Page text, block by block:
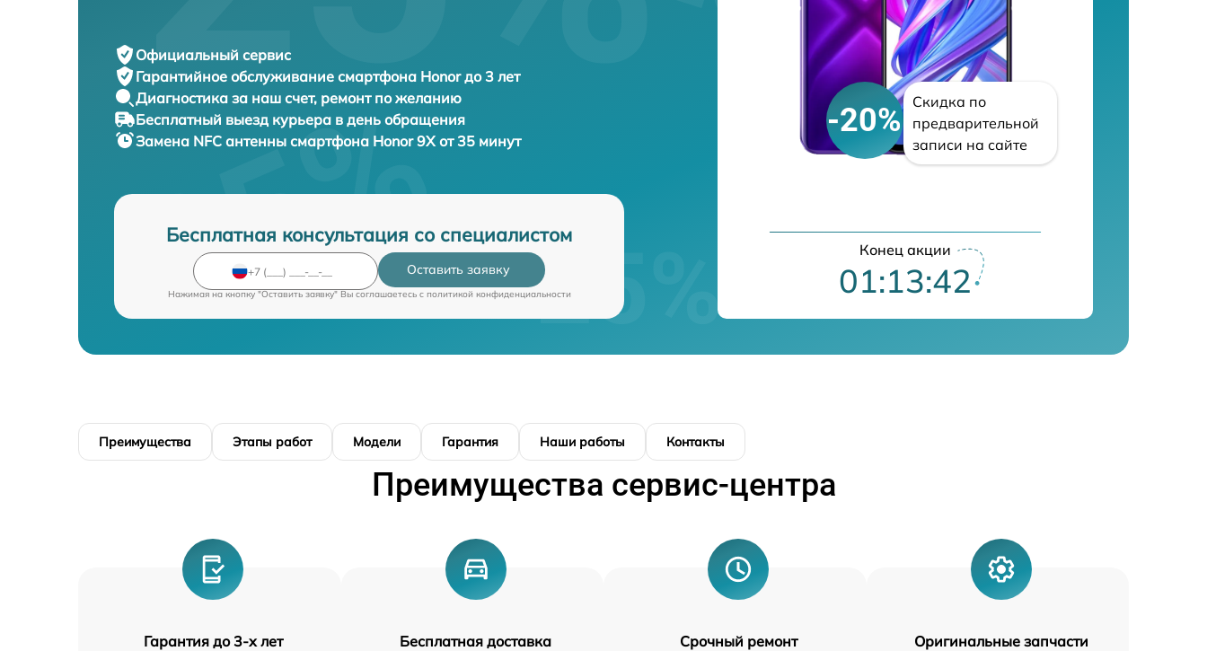
Официальный сервис
Гарантийное обслуживание смартфона Honor до 3 лет
Диагностика за наш счет, ремонт по желанию
Бесплатный выезд курьера в день обращения
Замена NFC антенны смартфона Honor 9X от 35 минут
Бесплатная консультация со специалистом
Оставить заявку
Нажимая на кнопку "Оставить заявку" Вы соглашаетесь c политикой конфиденциальности
-20%
Скидка по
предварительной
записи на сайте
Конец акции
01:13:40
Преимущества Этапы работ Модели Гарантия Наши работы Контакты
Преимущества сервис-центра
Гарантия до 3-х лет Бесплатная доставка Срочный ремонт Оригинальные запчасти